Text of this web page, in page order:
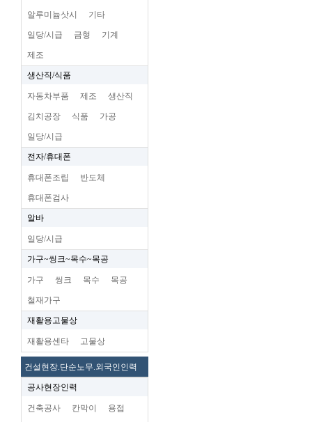
알루미늄삿시 기타
일당/시급 금형 기계
제조
생산직/식품
자동차부품 제조 생산직
김치공장 식품 가공
일당/시급
전자/휴대폰
휴대폰조립 반도체
휴대폰검사
알바
일당/시급
가구~씽크~목수~목공
가구 씽크 목수 목공
철재가구
재활용고물상
재활용센타 고물상
건설현장.단순노무.외국인인력
공사현장인력
건축공사 칸막이 용접